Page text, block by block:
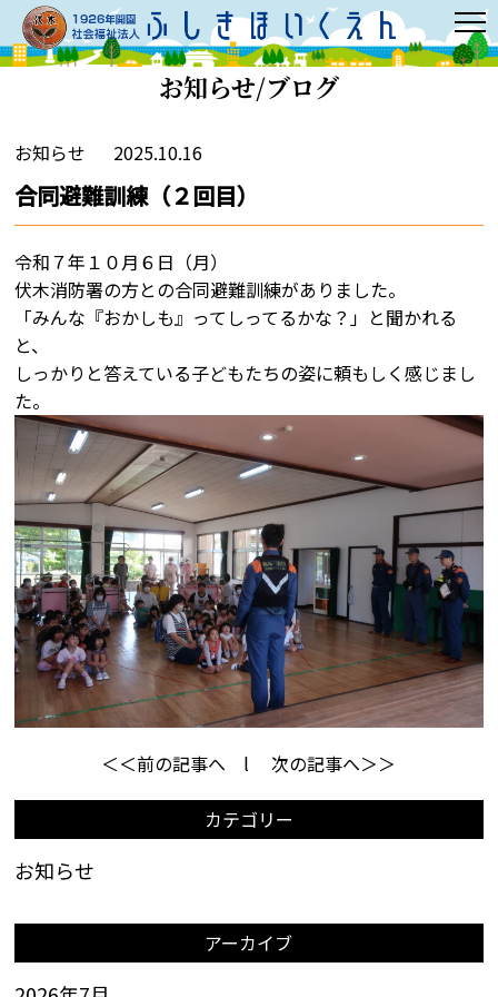
お知らせ/ブログ
お知らせ 2025.10.16
合同避難訓練（２回目）
令和７年１０月６日（月）
伏木消防署の方との合同避難訓練がありました。
「みんな『おかしも』ってしってるかな？」と聞かれる
と、
しっかりと答えている子どもたちの姿に頼もしく感じまし
た。
＜＜前の記事へ l次の記事へ＞＞
カテゴリー
お知らせ
アーカイブ